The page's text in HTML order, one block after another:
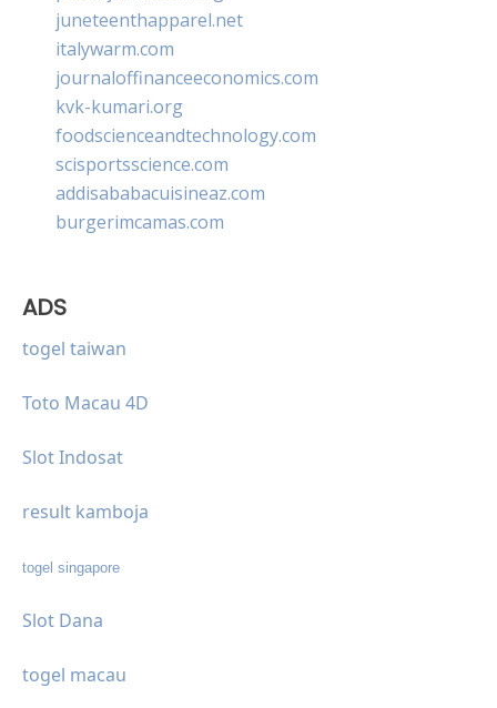
juneteenthapparel.net
italywarm.com
journaloffinanceeconomics.com
kvk-kumari.org
foodscienceandtechnology.com
scisportsscience.com
addisababacuisineaz.com
burgerimcamas.com
ADS
togel taiwan
Toto Macau 4D
Slot Indosat
result kamboja
togel singapore
Slot Dana
togel macau